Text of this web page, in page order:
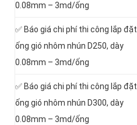
0.08mm – 3md/ống
✅ Báo giá chi phí thi công lắp đặt
ống gió nhôm nhún D250, dày
0.08mm – 3md/ống
✅ Báo giá chi phí thi công lắp đặt
ống gió nhôm nhún D300, dày
0.08mm – 3md/ống